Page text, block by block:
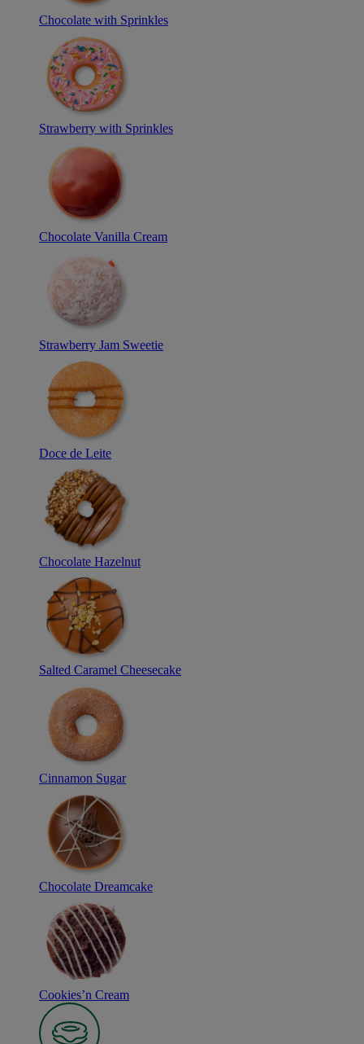
Chocolate with Sprinkles
Strawberry with Sprinkles
Chocolate Vanilla Cream
Strawberry Jam Sweetie
Doce de Leite
Chocolate Hazelnut
Salted Caramel Cheesecake
Cinnamon Sugar
Chocolate Dreamcake
Cookies’n Cream